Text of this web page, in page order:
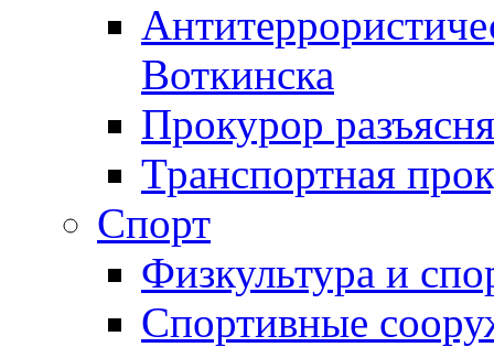
Воткинска
Прокурор
Транспортная
Спорт
Физкультура и
Спортивные